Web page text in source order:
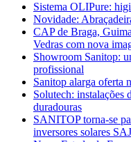
Sistema OLIPure:
Novidade:
CAP de Braga,
Vedras com nova
Showroom Sanitop:
profissional
Sanitop alarga oferta
Solutech: instalações
duradouras
SANITOP torna-se
inversores solares SAJ